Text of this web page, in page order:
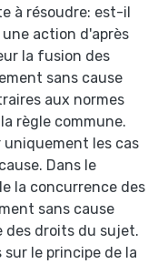
à résoudre: est-il
action d'après
la fusion des
sans cause
aux normes
règle commune.
les cas
Dans le
la concurrence des
sans cause
des droits du sujet.
le principe de la